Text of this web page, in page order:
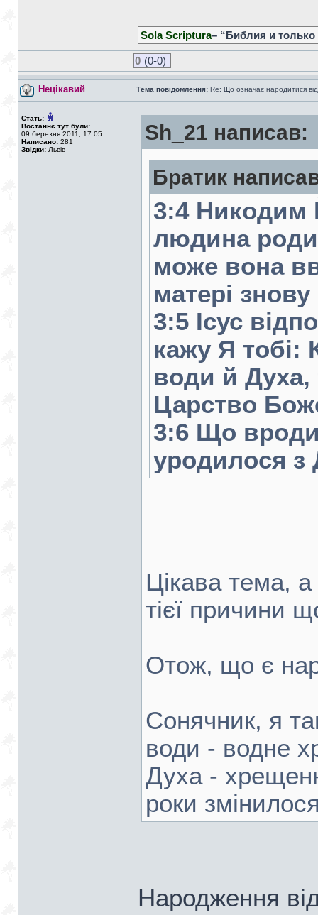
Sola Scriptura– “Библия и
0 (0-0)
Нецікавий Тема повідомлення: Re: Що означає народитися
Стать:
Востаннє тут були:
09 березня 2011, 17:05
Написано: 281
Звідки: Львів
Sh_21 написав:
Братик
3:4 Никодим
людина
може вона
матері
3:5 Ісус
кажу Я тобі:
води й Духа,
Царство
3:6 Що
уродилося з
Цікава тема, а
тієї причини
Отож, що є
Сонячник, я
води - водне
Духа -
роки
Народження